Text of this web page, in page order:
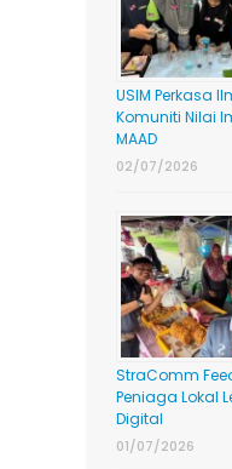
USIM Perkasa
Komuniti Nilai
MAAD
02/07/2026
StraComm
Peniaga Lokal
Digital
01/07/2026